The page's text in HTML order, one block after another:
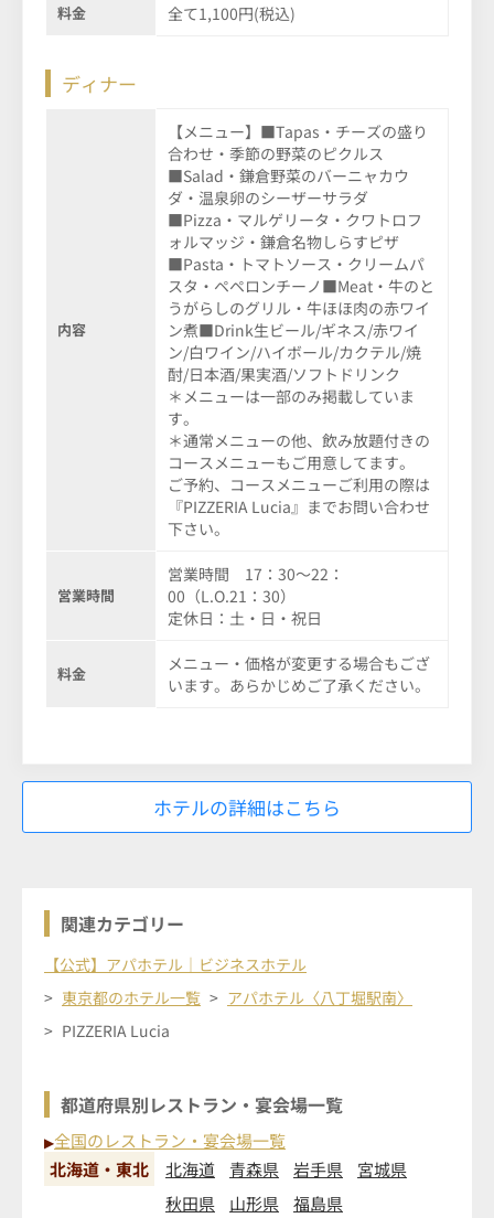
料金 全て1,100円(税込)
ディナー
内容
【メニュー】■Tapas・チーズの盛り
合わせ・季節の野菜のピクルス
■Salad・鎌倉野菜のバーニャカウ
ダ・温泉卵のシーザーサラダ
■Pizza・マルゲリータ・クワトロフ
ォルマッジ・鎌倉名物しらすピザ
■Pasta・トマトソース・クリームパ
スタ・ペペロンチーノ■Meat・牛のと
うがらしのグリル・牛ほほ肉の赤ワイ
ン煮■Drink生ビール/ギネス/赤ワイ
ン/白ワイン/ハイボール/カクテル/焼
酎/日本酒/果実酒/ソフトドリンク
＊メニューは一部のみ掲載していま
す。
＊通常メニューの他、飲み放題付きの
コースメニューもご用意してます。
ご予約、コースメニューご利用の際は
『PIZZERIA Lucia』までお問い合わせ
下さい。
営業時間
営業時間 17：30～22：
00（L.O.21：30）
定休日：土・日・祝日
料金
メニュー・価格が変更する場合もござ
います。あらかじめご了承ください。
ホテルの詳細はこちら
関連カテゴリー
【公式】アパホテル｜ビジネスホテル
東京都のホテル一覧
アパホテル〈八丁堀駅南〉
PIZZERIA Lucia
都道府県別レストラン・宴会場一覧
▶全国のレストラン・宴会場一覧
北海道・東北
北海道 青森県 岩手県
宮城県
秋田県
山形県
福島県